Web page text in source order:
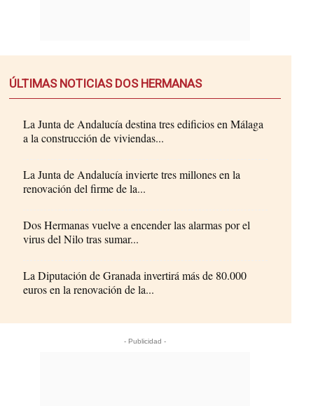
ÚLTIMAS NOTICIAS DOS HERMANAS
La Junta de Andalucía destina tres edificios en Málaga
a la construcción de viviendas...
La Junta de Andalucía invierte tres millones en la
renovación del firme de la...
Dos Hermanas vuelve a encender las alarmas por el
virus del Nilo tras sumar...
La Diputación de Granada invertirá más de 80.000
euros en la renovación de la...
- Publicidad -